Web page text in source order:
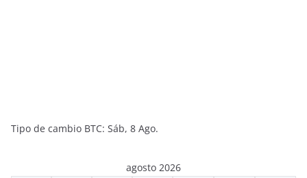
Tipo de cambio BTC: Sáb, 8 Ago.
agosto 2026